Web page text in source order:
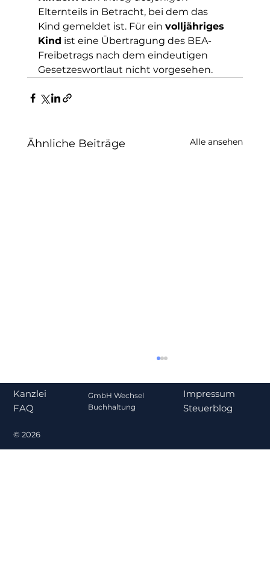
Elternteils in Betracht, bei dem das
Kind gemeldet ist. Für ein volljähriges
Kind ist eine Übertragung des BEA-
Freibetrags nach dem eindeutigen
Gesetzeswortlaut nicht vorgesehen.
Ähnliche Beiträge Alle ansehen
Kanzlei
FAQ
Impressum
Steuerblog
© 2026
GmbH Wechsel
Buchhaltung